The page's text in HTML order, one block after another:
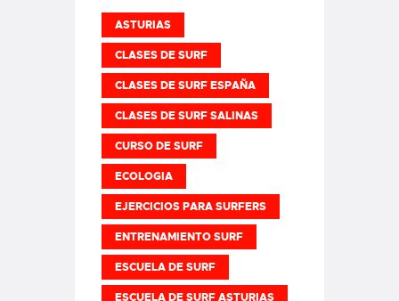
ASTURIAS
CLASES DE SURF
CLASES DE SURF ESPAÑA
CLASES DE SURF SALINAS
CURSO DE SURF
ECOLOGIA
EJERCICIOS PARA SURFERS
ENTRENAMIENTO SURF
ESCUELA DE SURF
ESCUELA DE SURF ASTURIAS